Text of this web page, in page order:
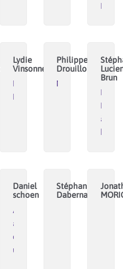
Lydie
Vinsonneau
Mégalis
Bretagne
Philippe
Drouillon
Metamorphosis
Brun
La
à
Daniel
schoen
AAGROUP
architectes
et
urbanistes
Stéphanie
Dabernat